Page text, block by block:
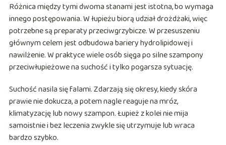
Różnica między tymi dwoma stanami jest istotna, bo wymaga
innego postępowania. W łupieżu biorą udział drożdżaki, więc
potrzebne są preparaty przeciwgrzybicze. W przesuszeniu
głównym celem jest odbudowa bariery hydrolipidowej i
nawilżenie. W praktyce wiele osób sięga po silne szampony
przeciwłupieżowe na suchość i tylko pogarsza sytuację.
Suchość nasila się falami. Zdarzają się okresy, kiedy skóra
prawie nie dokucza, a potem nagle reaguje na mróz,
klimatyzację lub nowy szampon. Łupież z kolei nie mija
samoistnie i bez leczenia zwykle się utrzymuje lub wraca
bardzo szybko.